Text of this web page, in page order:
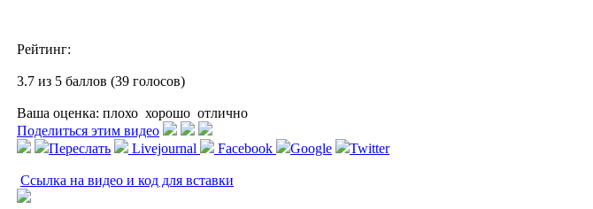
Рейтинг:
3.7 из 5 баллов (39 голосов)
Ваша оценка: плохо хорошо отлично
Поделиться этим видео
Переслать
Livejournal Facebook Google Twitter
Ссылка на видео и код для вставки